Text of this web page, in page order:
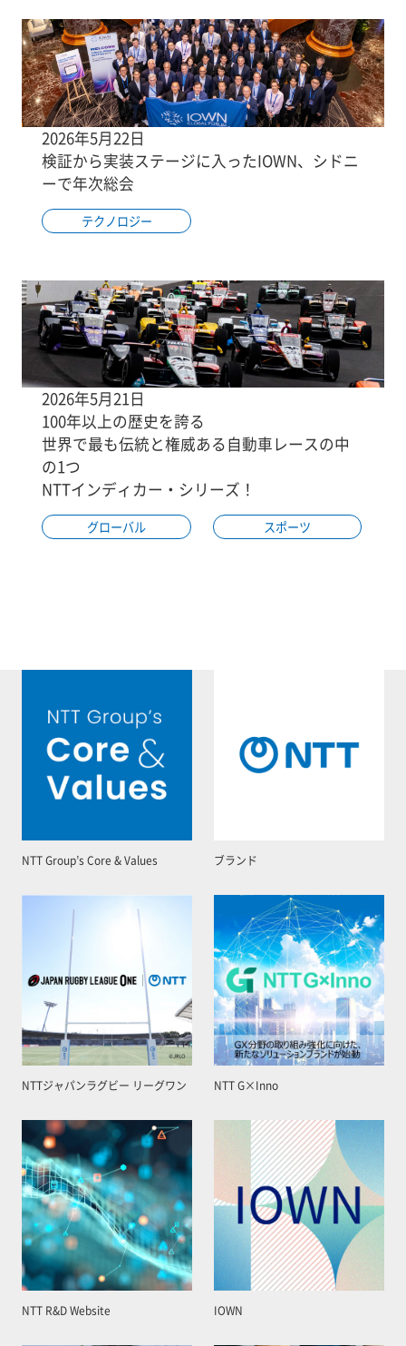
2026年5月22日
検証から実装ステージに入ったIOWN、シドニ
ーで年次総会
テクノロジー
2026年5月21日
100年以上の歴史を誇る
世界で最も伝統と権威ある自動車レースの中
の1つ
NTTインディカー・シリーズ！
グローバル スポーツ
NTT Group’s Core & Values ブランド
NTTジャパンラグビー リーグワン NTT G×Inno
NTT R&D Website IOWN